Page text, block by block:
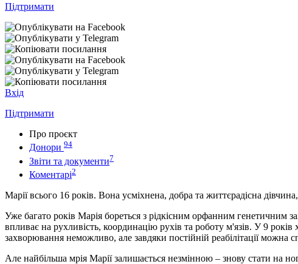
Підтримати
Вхід
Підтримати
Про проєкт
Донори 94
Звіти та документи7
Коментарі2
Марії всього 16 років. Вона усміхнена, добра та життєрадісна
Уже багато років Марія бореться з рідкісним орфанним
впливає на рухливість, координацію рухів та роботу м'язів. У 9
захворювання неможливо, але завдяки постійній реабілітації можна
Але найбільша мрія Марії залишається незмінною – знову стати на